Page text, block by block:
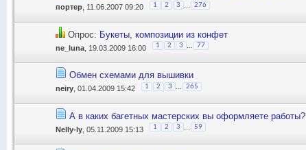
портер , 11.06.2007 09:20 1 2 3 276
Опрос: Букеты, композиции из конфет
ne_luna , 19.03.2009 16:00 1 2 3 ... 77
Обмен схемами для вышивки
neiry , 01.04.2009 15:42 1 2 3 265
А в каких багетных мастерских вы оформляете работы?
Nelly-ly , 05.11.2009 15:13 1 2 3 59